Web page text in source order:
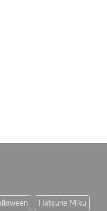
Hatsune Miku